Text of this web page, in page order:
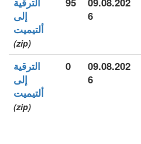
6
إلى
ألتيميت
(zip)
09.08.202
6
0
الترقية
إلى
ألتيميت
(zip)